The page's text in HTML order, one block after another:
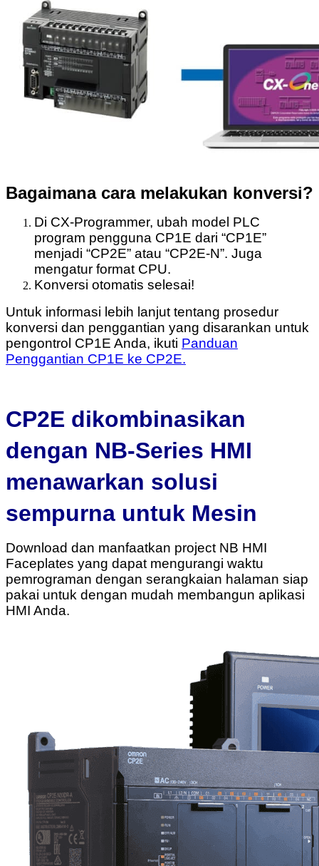
Bagaimana cara melakukan konversi?
Di CX-Programmer, ubah model PLC
program pengguna CP1E dari “CP1E”
menjadi “CP2E” atau “CP2E-N”. Juga
mengatur format CPU.
Konversi otomatis selesai!
Untuk informasi lebih lanjut tentang prosedur
konversi dan penggantian yang disarankan untuk
pengontrol CP1E Anda, ikuti Panduan
Penggantian CP1E ke CP2E.
CP2E dikombinasikan
dengan NB-Series HMI
menawarkan solusi
sempurna untuk Mesin
Download dan manfaatkan project NB HMI
Faceplates yang dapat mengurangi waktu
pemrograman dengan serangkaian halaman siap
pakai untuk dengan mudah membangun aplikasi
HMI Anda.